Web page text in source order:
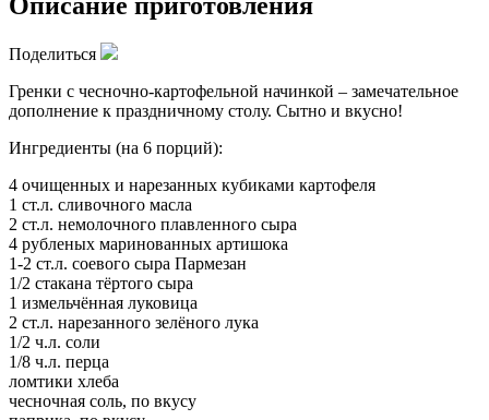
Поделиться
Гренки с чесночно-картофельной начинкой – замечательное
дополнение к праздничному столу. Сытно и вкусно!
Ингредиенты (на 6 порций):
4 очищенных и нарезанных кубиками картофеля
1 ст.л. сливочного масла
2 ст.л. немолочного плавленного сыра
4 рубленых маринованных артишока
1-2 ст.л. соевого сыра Пармезан
1/2 стакана тёртого сыра
1 измельчённая луковица
2 ст.л. нарезанного зелёного лука
1/2 ч.л. соли
1/8 ч.л. перца
ломтики хлеба
чесночная соль, по вкусу